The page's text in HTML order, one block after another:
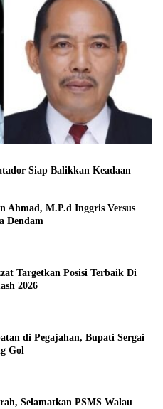
Siap Balikkan Keadaan
Ahmad, M.P.d Inggris Versus
Dendam
Targetkan Posisi Terbaik Di
2026
di Pegajahan, Bupati Sergai
Gol
Selamatkan PSMS Walau